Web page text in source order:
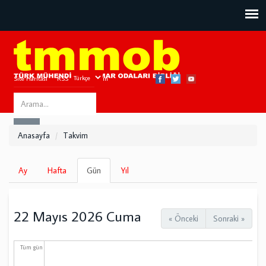
Site Haritası RSS Bize Ulaşın
Search
this
Anasayfa Takvim
Birincil
sekmeler
Ay Hafta Gün
sekme)
Yıl
« Önceki Sonraki »
22 Mayıs 2026 Cuma
Tüm gün